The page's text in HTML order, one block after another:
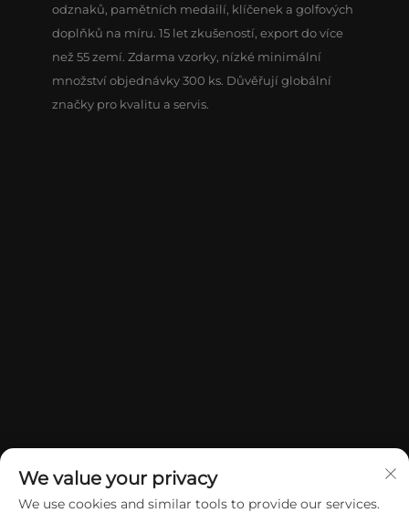
odznaků, pamětních medailí, klíčenek a golfových
doplňků na míru. 15 let zkušeností, export do více
než 55 zemí. Zdarma vzorky, nízké minimální
množství objednávky 300 ks. Důvěřují globální
značky pro kvalitu a servis.
We value your privacy
We use cookies and similar tools to provide our services.